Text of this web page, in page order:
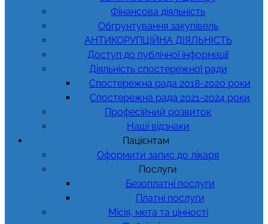
Фінансова діяльність
Обгрунтування закупівель
АНТИКОРУПЦІЙНА ДІЯЛЬНІСТЬ
Доступ до публічної інформації
Діяльність спостережної ради
Спостережна рада 2018-2020 роки
Спостережна рада 2021-2024 роки
Професійний розвиток
Наші відзнаки
Пацієнтам
Оформити запис до лікаря
Послуги
Безоплатні послуги
Платні послуги
Місія, мета та цінності